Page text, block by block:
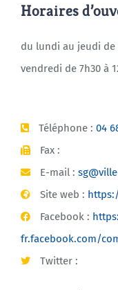
Horaires
du lundi au jeudi de
vendredi de 7h30 à
Téléphone : 04
Fax :
E-mail :
Site web :
Facebook :
fr.facebook.com/
Twitter :